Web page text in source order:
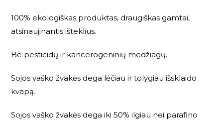
100% ekologiškas produktas, draugiškas gamtai,
atsinaujinantis išteklius.
Be pesticidų ir kancerogeninių medžiagų.
Sojos vaško žvakės dega lėčiau ir tolygiau išsklaido
kvapą.
Sojos vaško žvakės dega iki 50% ilgiau nei parafino